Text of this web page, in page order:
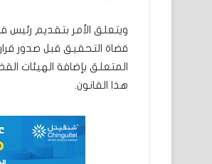
ويتعلق الأمر بتقديم رئيس
هذا القانون.